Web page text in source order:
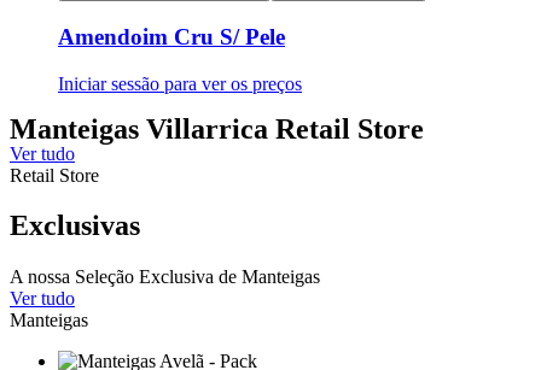
Amendoim Cru S/ Pele
Iniciar sessão para ver os preços
Manteigas Villarrica Retail Store
Ver tudo
Retail Store
Exclusivas
A nossa Seleção Exclusiva de Manteigas
Ver tudo
Manteigas